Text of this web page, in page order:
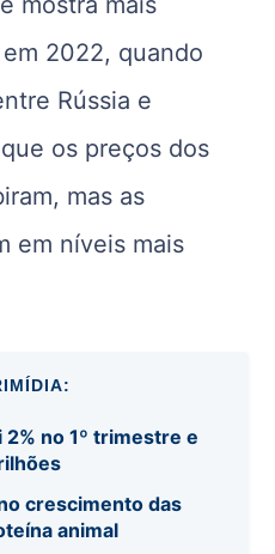
2022, quando
Rússia e
os preços dos
mas as
em níveis mais
no 1º trimestre e
crescimento das
animal